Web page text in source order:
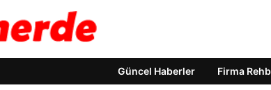
Güncel Haberler Firma